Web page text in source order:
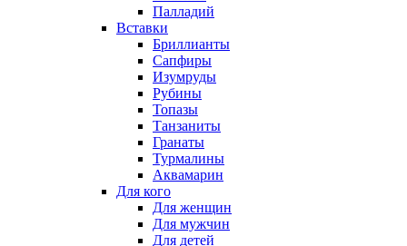
Палладий
Вставки
Бриллианты
Сапфиры
Изумруды
Рубины
Топазы
Танзаниты
Гранаты
Турмалины
Аквамарин
Для кого
Для женщин
Для мужчин
Для детей